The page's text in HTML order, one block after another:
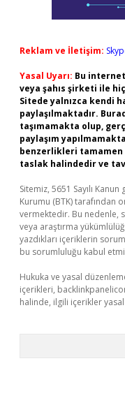
Reklam ve İletişim:
Yasal Uyarı: Bu
veya şahıs şirketi ile
Sitede yalnızca kendi
paylaşılmaktadır.
taşımamakta olup,
paylaşım
benzerlikleri
taslak halindedir ve
Sitemiz, 5651 Sayılı
Kurumu (BTK) tarafından
vermektedir. Bu nedenle,
veya araştırma
yazdıkları içeriklerin
bu sorumluluğu kabul
Hukuka ve yasal
içerikleri,
halinde, ilgili içerikler